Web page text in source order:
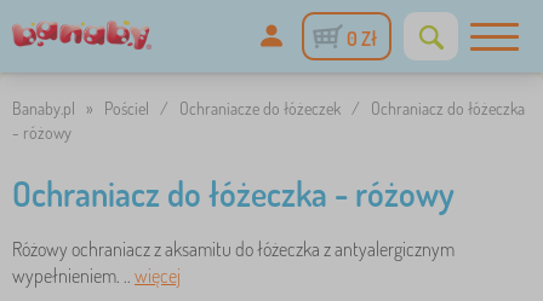
0 Zł
Banaby.pl » Pościel / Ochraniacze do łóżeczek /
Ochraniacz do łóżeczka
- różowy
Ochraniacz do łóżeczka - różowy
Różowy ochraniacz z aksamitu do łóżeczka z antyalergicznym
wypełnieniem. .. więcej